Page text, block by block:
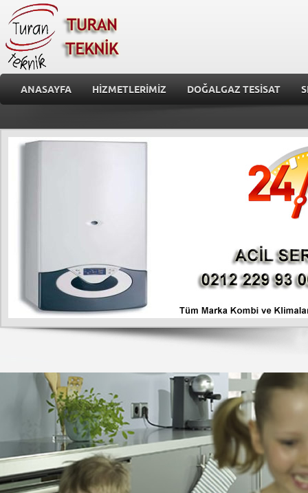
ANASAYFA HİZMETLERİMİZ DOĞALGAZ TESİSAT